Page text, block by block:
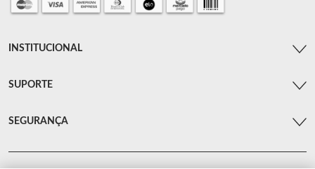
INSTITUCIONAL
SUPORTE
SEGURANÇA